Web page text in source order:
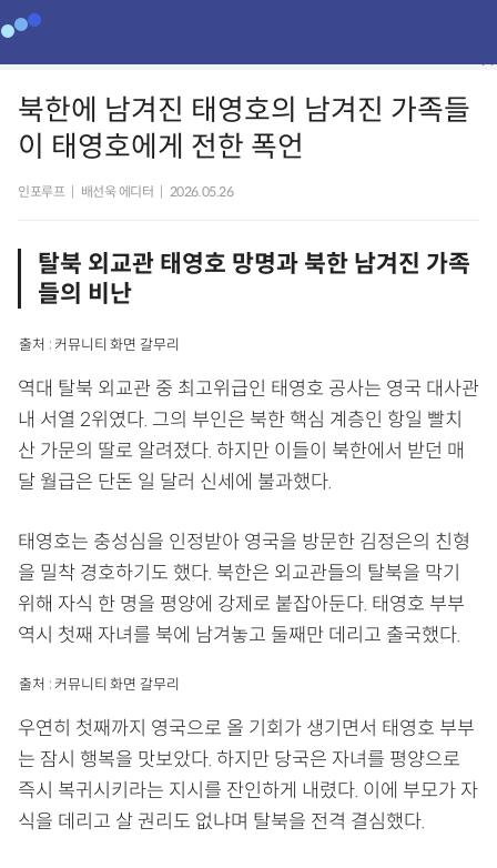
북한에 남겨진 태영호의 남겨진 가족들
이 태영호에게 전한 폭언
인포루프 배선욱 에디터 2026.05.26
탈북 외교관 태영호 망명과 북한 남겨진 가족
들의 비난
출처 : 커뮤니티 화면 갈무리
역대 탈북 외교관 중 최고위급인 태영호 공사는 영국 대사관
내 서열 2위였다. 그의 부인은 북한 핵심 계층인 항일 빨치
산 가문의 딸로 알려졌다. 하지만 이들이 북한에서 받던 매
달 월급은 단돈 일 달러 신세에 불과했다.
태영호는 충성심을 인정받아 영국을 방문한 김정은의 친형
을 밀착 경호하기도 했다. 북한은 외교관들의 탈북을 막기
위해 자식 한 명을 평양에 강제로 붙잡아둔다. 태영호 부부
역시 첫째 자녀를 북에 남겨놓고 둘째만 데리고 출국했다.
출처 : 커뮤니티 화면 갈무리
우연히 첫째까지 영국으로 올 기회가 생기면서 태영호 부부
는 잠시 행복을 맛보았다. 하지만 당국은 자녀를 평양으로
즉시 복귀시키라는 지시를 잔인하게 내렸다. 이에 부모가 자
식을 데리고 살 권리도 없냐며 탈북을 전격 결심했다.